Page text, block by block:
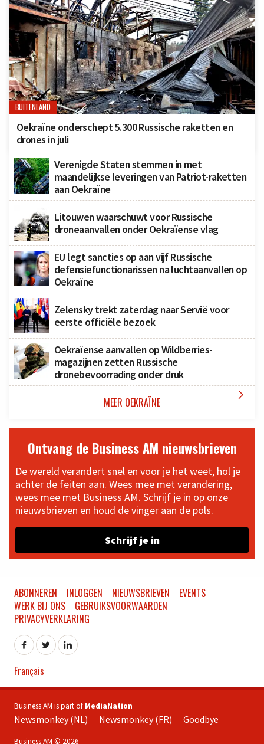
BUITENLAND
Oekraïne onderschept 5.300 Russische raketten en
drones in juli
Verenigde Staten stemmen in met
maandelijkse leveringen van Patriot-raketten
aan Oekraïne
Litouwen waarschuwt voor Russische
droneaanvallen onder Oekraïense vlag
EU legt sancties op aan vijf Russische
defensiefunctionarissen na luchtaanvallen op
Oekraïne
Zelensky trekt zaterdag naar Servië voor
eerste officiële bezoek
Oekraïense aanvallen op Wildberries-
magazijnen zetten Russische
dronebevoorrading onder druk
MEER OEKRAÏNE 
Ontvang de Business AM nieuwsbrieven
De wereld verandert snel en voor je het weet, hol je
achter de feiten aan. Wees mee met verandering,
wees mee met Business AM. Schrijf je in op onze
nieuwsbrieven en houd de vinger aan de pols.
Schrijf je in
ABONNEREN INLOGGEN NIEUWSBRIEVEN
EVENTS
WERK BIJ ONS
GEBRUIKSVOORWAARDEN
PRIVACYVERKLARING
Français
Business AM is part of MediaNation
Newsmonkey (NL) Newsmonkey (FR) Goodbye
Business AM © 2026